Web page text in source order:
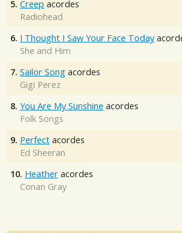
5. Creep acordes
Radiohead
6. I Thought I Saw Your Face Today
She and Him
7. Sailor Song acordes
Gigi Perez
8. You Are My Sunshine acordes
Folk Songs
9. Perfect acordes
Ed Sheeran
10. Heather acordes
Conan Gray